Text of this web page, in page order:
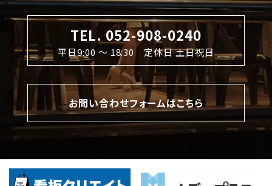
TEL. 052-908-0240
平日9:00 〜 18:30 定休日 土日祝日
お問い合わせフォームはこちら